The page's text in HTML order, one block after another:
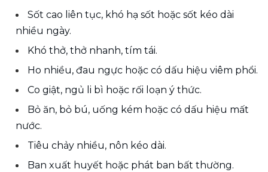
Sốt cao liên tục, khó hạ sốt hoặc sốt kéo dài
nhiều ngày.
Khó thở, thở nhanh, tím tái.
Ho nhiều, đau ngực hoặc có dấu hiệu viêm phổi.
Co giật, ngủ li bì hoặc rối loạn ý thức.
Bỏ ăn, bỏ bú, uống kém hoặc có dấu hiệu mất
nước.
Tiêu chảy nhiều, nôn kéo dài.
Ban xuất huyết hoặc phát ban bất thường.